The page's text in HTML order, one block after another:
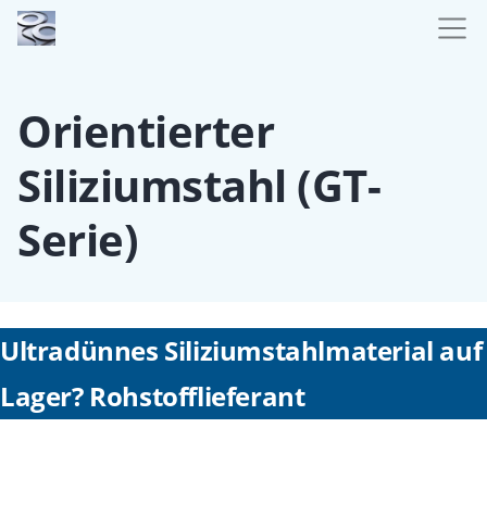
Orientierter
Siliziumstahl (GT-
Serie)
Ultradünnes Siliziumstahlmaterial auf
Lager? Rohstofflieferant